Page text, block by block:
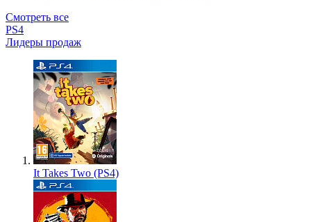
Смотреть все
PS4
Лидеры продаж
It Takes Two (PS4)